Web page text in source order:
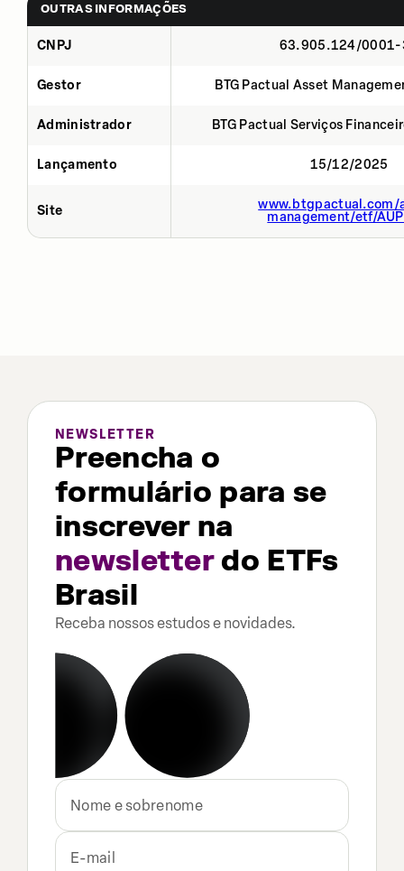
OUTRAS INFORMAÇÕES
CNPJ 63.905.124/0001-
Gestor BTG Pactual Asset
Administrador BTG Pactual Serviços
Lançamento 15/12/2025
Site
www.btgpactual.com/
management/etf/
NEWSLETTER
Preencha o
formulário para se
inscrever na
newsletterdo ETFs
Brasil
Receba nossos estudos e novidades.